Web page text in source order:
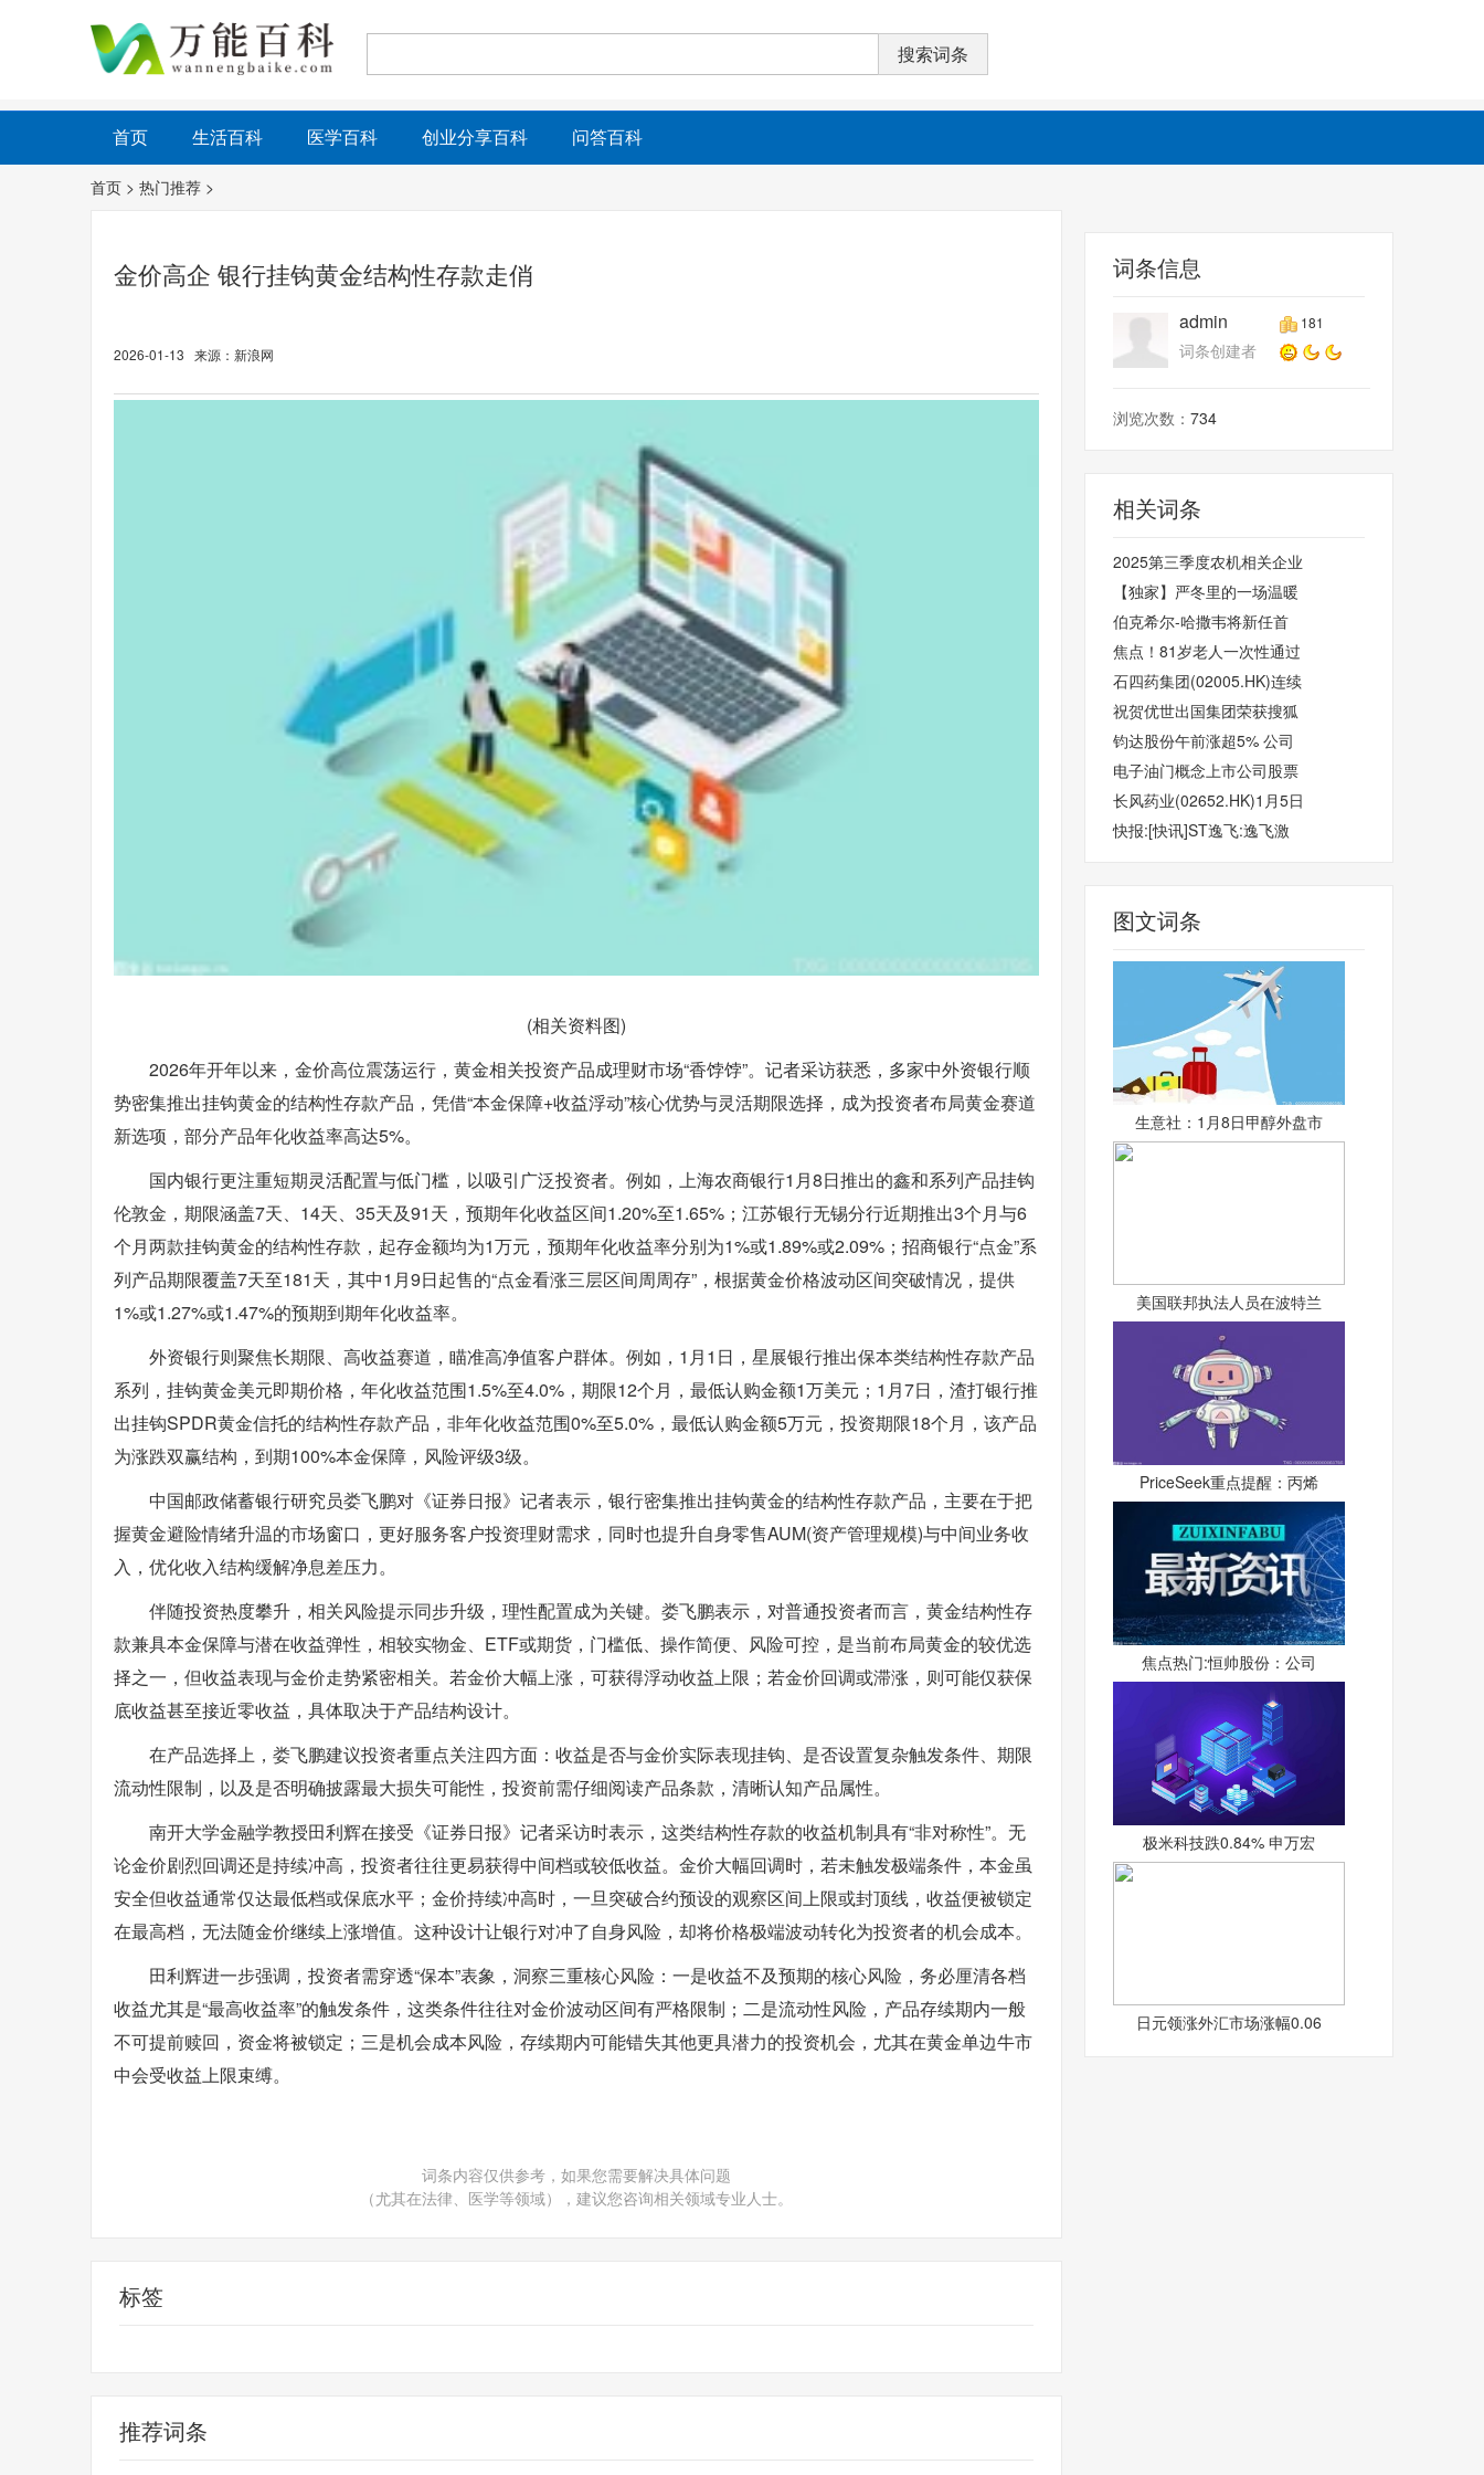
首页 生活百科 医学百科 创业分享百科 问答百科
首页 > 热门推荐 >
金价高企 银行挂钩黄金结构性存款走俏
2026-01-13 来源：新浪网
(相关资料图)
2026年开年以来，金价高位震荡运行，黄金相关投资产品成理财市场“香饽饽”。记者采访获悉，多家中外资银行顺
势密集推出挂钩黄金的结构性存款产品，凭借“本金保障+收益浮动”核心优势与灵活期限选择，成为投资者布局黄金赛道
新选项，部分产品年化收益率高达5%。
国内银行更注重短期灵活配置与低门槛，以吸引广泛投资者。例如，上海农商银行1月8日推出的鑫和系列产品挂钩
伦敦金，期限涵盖7天、14天、35天及91天，预期年化收益区间1.20%至1.65%；江苏银行无锡分行近期推出3个月与6
个月两款挂钩黄金的结构性存款，起存金额均为1万元，预期年化收益率分别为1%或1.89%或2.09%；招商银行“点金”系
列产品期限覆盖7天至181天，其中1月9日起售的“点金看涨三层区间周周存”，根据黄金价格波动区间突破情况，提供
1%或1.27%或1.47%的预期到期年化收益率。
外资银行则聚焦长期限、高收益赛道，瞄准高净值客户群体。例如，1月1日，星展银行推出保本类结构性存款产品
系列，挂钩黄金美元即期价格，年化收益范围1.5%至4.0%，期限12个月，最低认购金额1万美元；1月7日，渣打银行推
出挂钩SPDR黄金信托的结构性存款产品，非年化收益范围0%至5.0%，最低认购金额5万元，投资期限18个月，该产品
为涨跌双赢结构，到期100%本金保障，风险评级3级。
中国邮政储蓄银行研究员娄飞鹏对《证券日报》记者表示，银行密集推出挂钩黄金的结构性存款产品，主要在于把
握黄金避险情绪升温的市场窗口，更好服务客户投资理财需求，同时也提升自身零售AUM(资产管理规模)与中间业务收
入，优化收入结构缓解净息差压力。
伴随投资热度攀升，相关风险提示同步升级，理性配置成为关键。娄飞鹏表示，对普通投资者而言，黄金结构性存
款兼具本金保障与潜在收益弹性，相较实物金、ETF或期货，门槛低、操作简便、风险可控，是当前布局黄金的较优选
择之一，但收益表现与金价走势紧密相关。若金价大幅上涨，可获得浮动收益上限；若金价回调或滞涨，则可能仅获保
底收益甚至接近零收益，具体取决于产品结构设计。
在产品选择上，娄飞鹏建议投资者重点关注四方面：收益是否与金价实际表现挂钩、是否设置复杂触发条件、期限
流动性限制，以及是否明确披露最大损失可能性，投资前需仔细阅读产品条款，清晰认知产品属性。
南开大学金融学教授田利辉在接受《证券日报》记者采访时表示，这类结构性存款的收益机制具有“非对称性”。无
论金价剧烈回调还是持续冲高，投资者往往更易获得中间档或较低收益。金价大幅回调时，若未触发极端条件，本金虽
安全但收益通常仅达最低档或保底水平；金价持续冲高时，一旦突破合约预设的观察区间上限或封顶线，收益便被锁定
在最高档，无法随金价继续上涨增值。这种设计让银行对冲了自身风险，却将价格极端波动转化为投资者的机会成本。
田利辉进一步强调，投资者需穿透“保本”表象，洞察三重核心风险：一是收益不及预期的核心风险，务必厘清各档
收益尤其是“最高收益率”的触发条件，这类条件往往对金价波动区间有严格限制；二是流动性风险，产品存续期内一般
不可提前赎回，资金将被锁定；三是机会成本风险，存续期内可能错失其他更具潜力的投资机会，尤其在黄金单边牛市
中会受收益上限束缚。
词条内容仅供参考，如果您需要解决具体问题
（尤其在法律、医学等领域），建议您咨询相关领域专业人士。
标签
推荐词条
词条信息
admin 181
词条创建者
浏览次数： 734
相关词条
2025第三季度农机相关企业
【独家】严冬里的一场温暖
伯克希尔-哈撒韦将新任首
焦点！81岁老人一次性通过
石四药集团(02005.HK)连续
祝贺优世出国集团荣获搜狐
钧达股份午前涨超5% 公司
电子油门概念上市公司股票
长风药业(02652.HK)1月5日
快报:[快讯]ST逸飞:逸飞激
图文词条
生意社：1月8日甲醇外盘市
美国联邦执法人员在波特兰
PriceSeek重点提醒：丙烯
焦点热门:恒帅股份：公司
极米科技跌0.84% 申万宏
日元领涨外汇市场涨幅0.06